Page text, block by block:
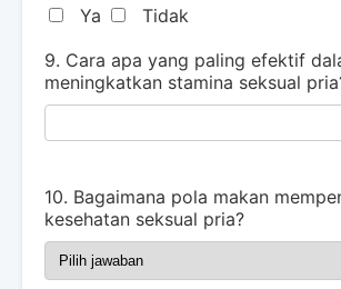
Ya
Tidak
9. Cara apa yang paling efektif
meningkatkan stamina seksual
10. Bagaimana pola makan
kesehatan seksual pria?